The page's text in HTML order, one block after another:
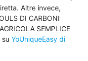
Altre invece,
DI CARBONI
SEMPLICE
suYoUniqueEasy di